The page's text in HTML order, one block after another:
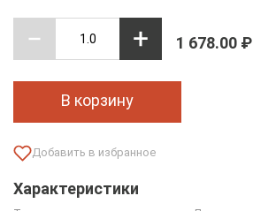
1 678.00
В корзину
Характеристики